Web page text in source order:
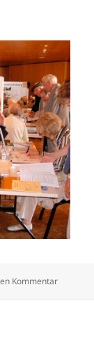
Kommentarzu